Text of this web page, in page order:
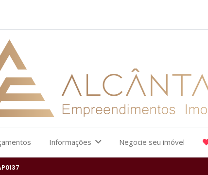
Informações Negocie seu imóvel